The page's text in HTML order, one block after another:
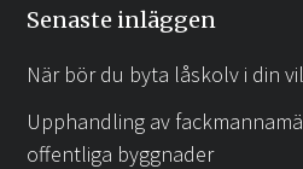
Senaste inläggen
När bör du byta låskolv i din
Upphandling av
offentliga byggnader